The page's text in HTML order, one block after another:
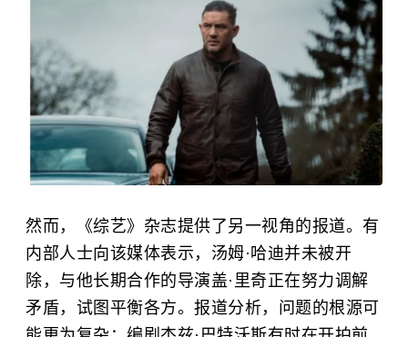
然而，《综艺》杂志提供了另一视角的报道。有
内部人士向该媒体表示，汤姆·哈迪并未被开
除，与他长期合作的导演盖·里奇正在努力调解
矛盾，试图平衡各方。报道分析，问题的根源可